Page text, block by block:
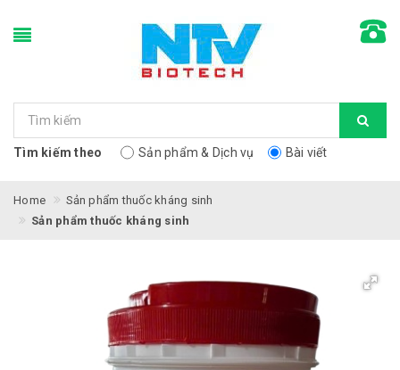
Tìm kiếm theo Sản phẩm & Dịch vụ Bài viết
Home
Sản phẩm thuốc kháng sinh
Sản phẩm thuốc kháng sinh